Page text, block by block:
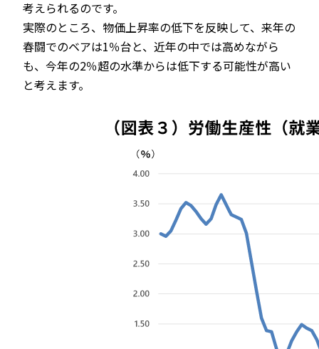
考えられるのです。
実際のところ、物価上昇率の低下を反映して、来年の
春闘でのベアは1％台と、近年の中では高めながら
も、今年の2％超の水準からは低下する可能性が高い
と考えます。